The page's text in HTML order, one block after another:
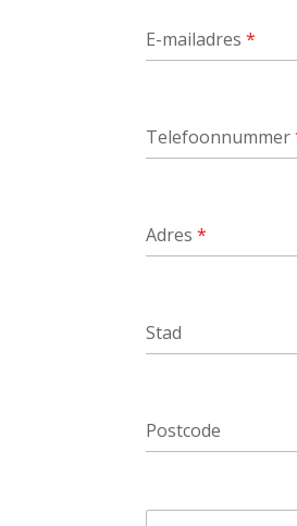
E-mailadres*
Telefoonnummer
Adres*
Stad
Postcode